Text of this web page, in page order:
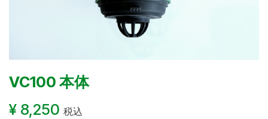
VC100 本体
¥ 8,250 税込